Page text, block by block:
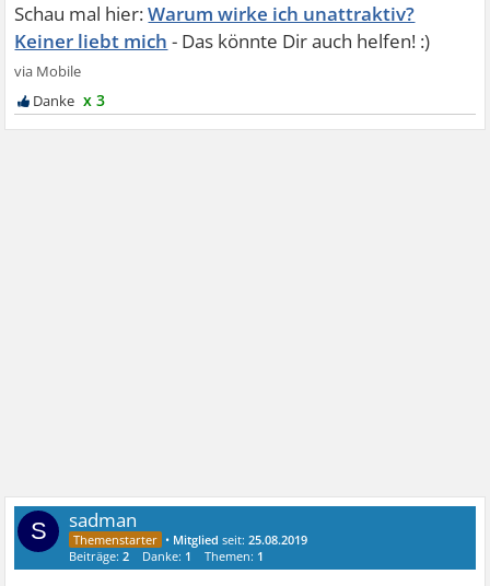
Warum wirke ich unattraktiv?
Keiner liebt mich
x 3
S sadman
• Mitglied seit:25.08.2019
Beiträge:2 Danke: 1 Themen: 1